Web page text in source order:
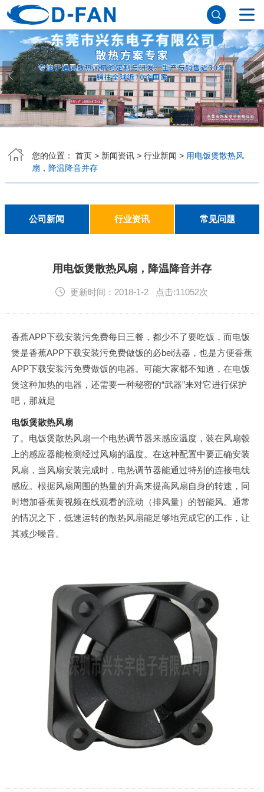
网站首页
关于香蕉APP下载安装污免费
公司简介
董事长寄语
发展历程
公司优势
企业文化
荣誉资质
企业风采
仪器设备
视频中心
产品中心
应用案例
工程案例
解决方案
公司新闻
行业资讯
常见问题
联系香蕉APP下载安装污免费
您的位置： 首页> 新闻资讯> 行业新闻 > 用电饭煲散热风
扇，降温降音并存
公司新闻 行业资讯 常见问题
用电饭煲散热风扇，降温降音并存
更新时间：2018-1-2 点击:11052次
香蕉APP下载安装污免费每日三餐，都少不了要吃饭，而电饭
煲是香蕉APP下载安装污免费做饭的必bei法器，也是方便香蕉
APP下载安装污免费做饭的电器。可能大家都不知道，在电饭
煲这种加热的电器，还需要一种秘密的“武器”来对它进行保护
吧，那就是
电饭煲散热风扇
了。电饭煲散热风扇一个电热调节器来感应温度，装在风扇毂
上的感应器能检测经过风扇的温度。在这种配置中要正确安装
风扇，当风扇安装完成时，电热调节器能通过特别的连接电线
感应。根据风扇周围的热量的升高来提高风扇自身的转速，同
时增加香蕉黄视频在线观看的流动（排风量）的智能风。通常
的情况之下，低速运转的散热风扇能足够地完成它的工作，让
其减少噪音。